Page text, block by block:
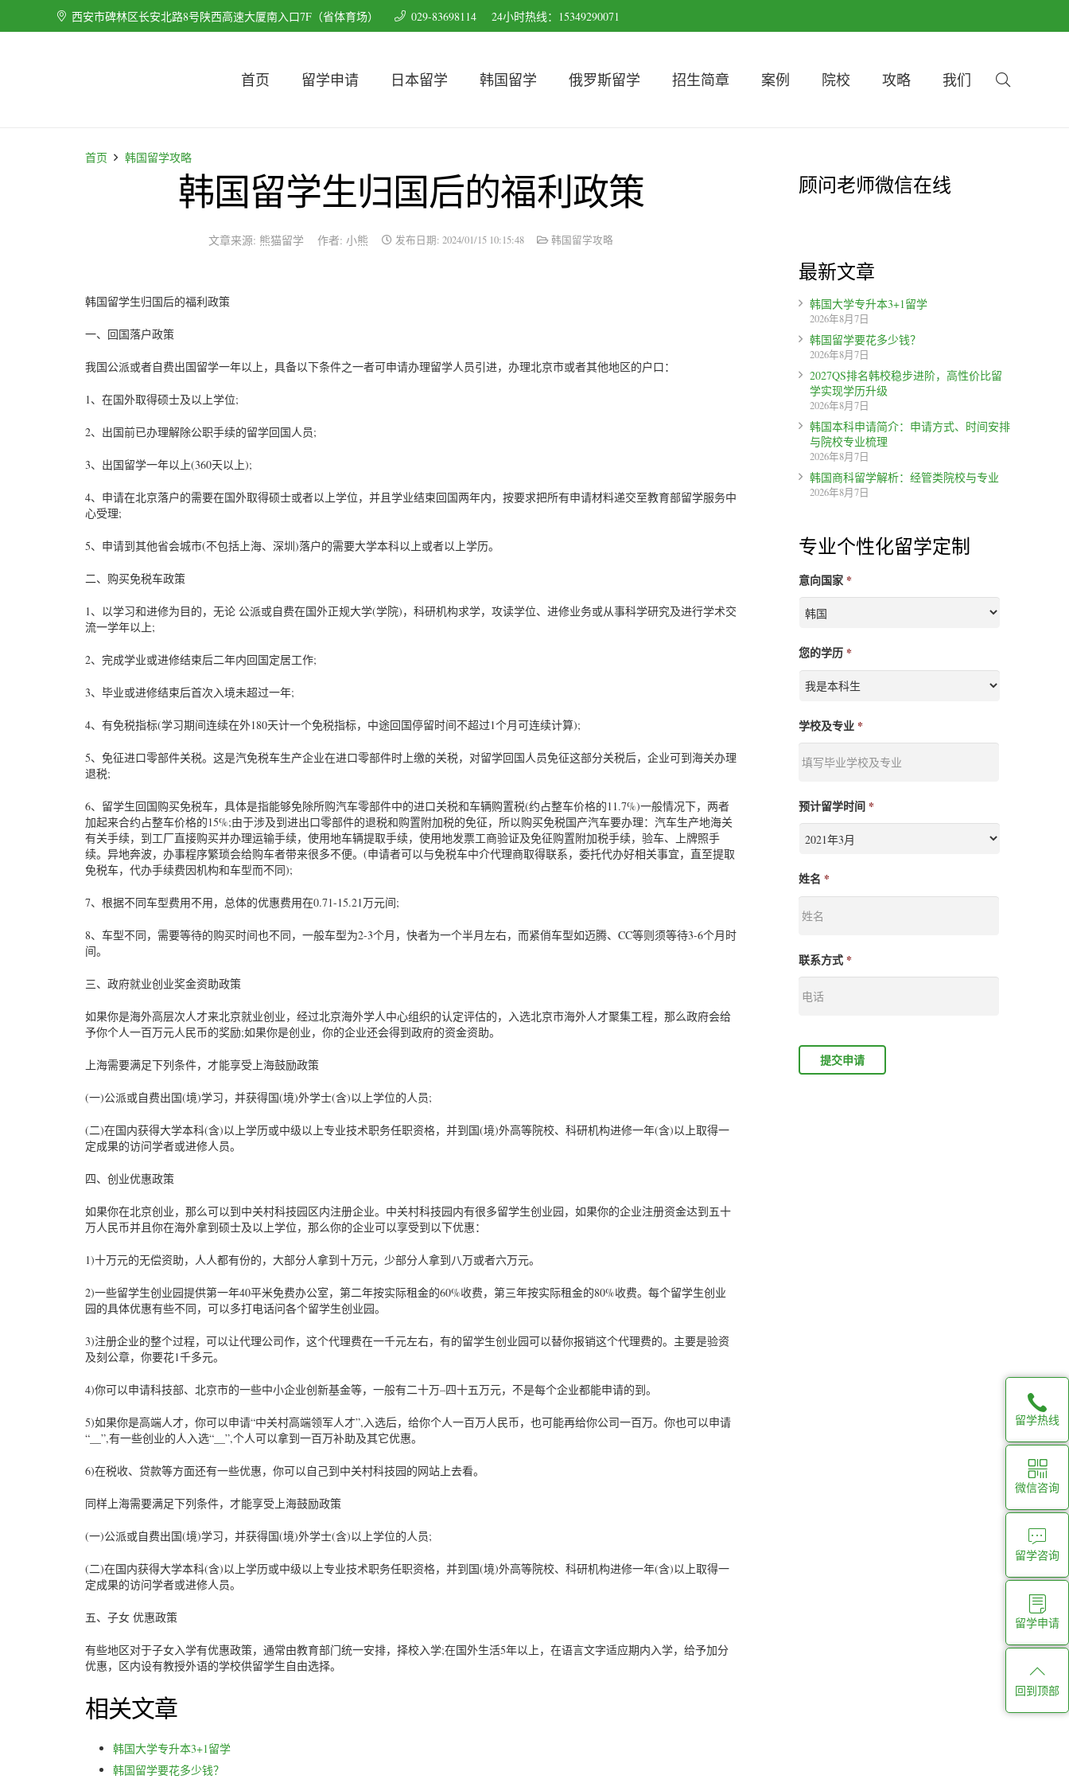
西安市碑林区长安北路8号陕西高速大厦南入口7F（省体育场） 029-83698114 24小时热线：15349290071
首页 留学申请 日本留学 韩国留学 俄罗斯留学 招生简章 案例 院校 攻略 我们
首页 韩国留学攻略
韩国留学生归国后的福利政策
文章来源: 熊猫留学 作者: 小熊 发布日期: 2024/01/15 10:15:48 韩国留学攻略
韩国留学生归国后的福利政策
一、回国落户政策
我国公派或者自费出国留学一年以上，具备以下条件之一者可申请办理留学人员引进，办理北京市或者其他地区的户口：
1、在国外取得硕士及以上学位;
2、出国前已办理解除公职手续的留学回国人员;
3、出国留学一年以上(360天以上);
4、申请在北京落户的需要在国外取得硕士或者以上学位，并且学业结束回国两年内，按要求把所有申请材料递交至教育部留学服务中
心受理;
5、申请到其他省会城市(不包括上海、深圳)落户的需要大学本科以上或者以上学历。
二、购买免税车政策
1、以学习和进修为目的，无论 公派或自费在国外正规大学(学院)，科研机构求学，攻读学位、进修业务或从事科学研究及进行学术交
流一学年以上;
2、完成学业或进修结束后二年内回国定居工作;
3、毕业或进修结束后首次入境未超过一年;
4、有免税指标(学习期间连续在外180天计一个免税指标，中途回国停留时间不超过1个月可连续计算);
5、免征进口零部件关税。这是汽免税车生产企业在进口零部件时上缴的关税，对留学回国人员免征这部分关税后，企业可到海关办理
退税;
6、留学生回国购买免税车，具体是指能够免除所购汽车零部件中的进口关税和车辆购置税(约占整车价格的11.7%)一般情况下，两者
加起来合约占整车价格的15%;由于涉及到进出口零部件的退税和购置附加税的免征，所以购买免税国产汽车要办理：汽车生产地海关
有关手续，到工厂直接购买并办理运输手续，使用地车辆提取手续，使用地发票工商验证及免征购置附加税手续，验车、上牌照手
续。异地奔波，办事程序繁琐会给购车者带来很多不便。(申请者可以与免税车中介代理商取得联系，委托代办好相关事宜，直至提取
免税车，代办手续费因机构和车型而不同);
7、根据不同车型费用不用，总体的优惠费用在0.71-15.21万元间;
8、车型不同，需要等待的购买时间也不同，一般车型为2-3个月，快者为一个半月左右，而紧俏车型如迈腾、CC等则须等待3-6个月时
间。
三、政府就业创业奖金资助政策
如果你是海外高层次人才来北京就业创业，经过北京海外学人中心组织的认定评估的，入选北京市海外人才聚集工程，那么政府会给
予你个人一百万元人民币的奖励;如果你是创业，你的企业还会得到政府的资金资助。
上海需要满足下列条件，才能享受上海鼓励政策
(一)公派或自费出国(境)学习，并获得国(境)外学士(含)以上学位的人员;
(二)在国内获得大学本科(含)以上学历或中级以上专业技术职务任职资格，并到国(境)外高等院校、科研机构进修一年(含)以上取得一
定成果的访问学者或进修人员。
四、创业优惠政策
如果你在北京创业，那么可以到中关村科技园区内注册企业。中关村科技园内有很多留学生创业园，如果你的企业注册资金达到五十
万人民币并且你在海外拿到硕士及以上学位，那么你的企业可以享受到以下优惠：
1)十万元的无偿资助，人人都有份的，大部分人拿到十万元，少部分人拿到八万或者六万元。
2)一些留学生创业园提供第一年40平米免费办公室，第二年按实际租金的60%收费，第三年按实际租金的80%收费。每个留学生创业
园的具体优惠有些不同，可以多打电话问各个留学生创业园。
3)注册企业的整个过程，可以让代理公司作，这个代理费在一千元左右，有的留学生创业园可以替你报销这个代理费的。主要是验资
及刻公章，你要花1千多元。
4)你可以申请科技部、北京市的一些中小企业创新基金等，一般有二十万–四十五万元，不是每个企业都能申请的到。
5)如果你是高端人才，你可以申请“中关村高端领军人才”,入选后，给你个人一百万人民币，也可能再给你公司一百万。你也可以申请
“__”,有一些创业的人入选“__”,个人可以拿到一百万补助及其它优惠。
6)在税收、贷款等方面还有一些优惠，你可以自己到中关村科技园的网站上去看。
同样上海需要满足下列条件，才能享受上海鼓励政策
(一)公派或自费出国(境)学习，并获得国(境)外学士(含)以上学位的人员;
(二)在国内获得大学本科(含)以上学历或中级以上专业技术职务任职资格，并到国(境)外高等院校、科研机构进修一年(含)以上取得一
定成果的访问学者或进修人员。
五、子女 优惠政策
有些地区对于子女入学有优惠政策，通常由教育部门统一安排，择校入学;在国外生活5年以上，在语言文字适应期内入学，给予加分
优惠，区内设有教授外语的学校供留学生自由选择。
相关文章
韩国大学专升本3+1留学
韩国留学要花多少钱？
顾问老师微信在线
最新文章
韩国大学专升本3+1留学
2026年8月7日
韩国留学要花多少钱？
2026年8月7日
2027QS排名韩校稳步进阶，高性价比留
学实现学历升级
2026年8月7日
韩国本科申请简介：申请方式、时间安排
与院校专业梳理
2026年8月7日
韩国商科留学解析：经管类院校与专业
2026年8月7日
专业个性化留学定制
意向国家 *
您的学历 *
学校及专业 *
预计留学时间 *
姓名 *
联系方式 *
留学热线
微信咨询
留学咨询
留学申请
回到顶部